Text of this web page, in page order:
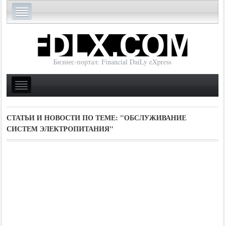
Бизнес-портал: Financial DaiLy eXpress
СТАТЬИ И НОВОСТИ ПО ТЕМЕ: "ОБСЛУЖИВАНИЕ
СИСТЕМ ЭЛЕКТРОПИТАНИЯ"